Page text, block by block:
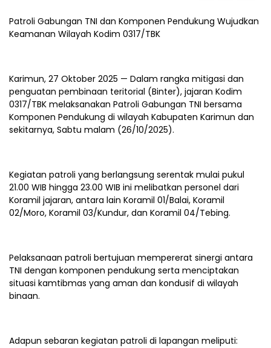
Patroli Gabungan TNI dan Komponen Pendukung Wujudkan
Keamanan Wilayah Kodim 0317/TBK
Karimun, 27 Oktober 2025 — Dalam rangka mitigasi dan
penguatan pembinaan teritorial (Binter), jajaran Kodim
0317/TBK melaksanakan Patroli Gabungan TNI bersama
Komponen Pendukung di wilayah Kabupaten Karimun dan
sekitarnya, Sabtu malam (26/10/2025).
Kegiatan patroli yang berlangsung serentak mulai pukul
21.00 WIB hingga 23.00 WIB ini melibatkan personel dari
Koramil jajaran, antara lain Koramil 01/Balai, Koramil
02/Moro, Koramil 03/Kundur, dan Koramil 04/Tebing.
Pelaksanaan patroli bertujuan mempererat sinergi antara
TNI dengan komponen pendukung serta menciptakan
situasi kamtibmas yang aman dan kondusif di wilayah
binaan.
Adapun sebaran kegiatan patroli di lapangan meliputi: